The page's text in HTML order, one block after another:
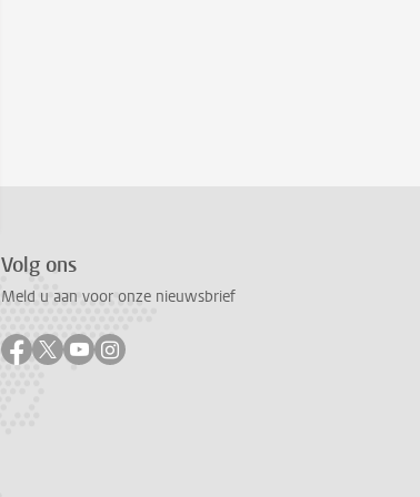
Volg ons
Meld u aan voor onze nieuwsbrief
Volg ons op facebook
Volg ons op twitter
Volg ons op youtube
Volg ons op instagram